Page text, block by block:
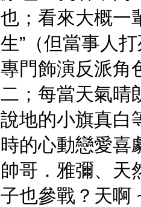
也；看來大概一
生”（但當事人
專門飾演反派角
二；每當天氣晴
說地的小旗真白
時的心動戀愛喜
帥哥．雅彌、天
子也參戰？天啊